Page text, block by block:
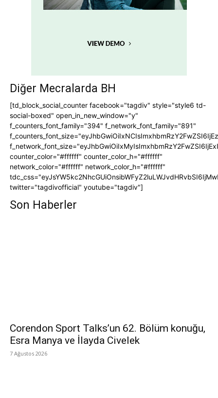
Diğer Mecralarda BH
[td_block_social_counter facebook="tagdiv" style="style6 td-
social-boxed" open_in_new_window="y"
f_counters_font_family="394" f_network_font_family="891"
counter_color="#ffffff" counter_color_h="#ffffff"
network_color="#ffffff" network_color_h="#ffffff"
twitter="tagdivofficial" youtube="tagdiv"]
Son Haberler
Corendon Sport Talks’un 62. Bölüm konuğu,
Esra Manya ve İlayda Civelek
7 Ağustos 2026